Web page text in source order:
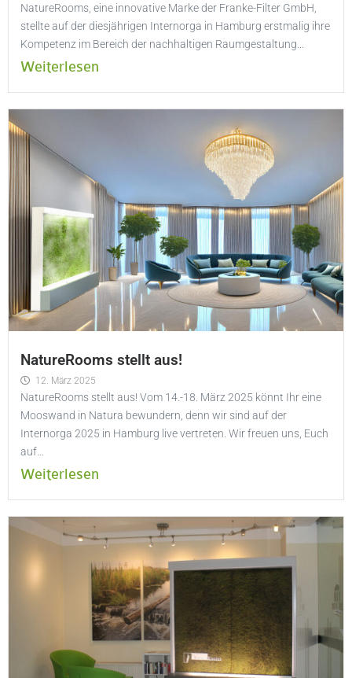
NatureRooms, eine innovative Marke der Franke-Filter GmbH,
stellte auf der diesjährigen Internorga in Hamburg erstmalig ihre
Kompetenz im Bereich der nachhaltigen Raumgestaltung...
Weiterlesen
NatureRooms stellt aus!
12. März 2025
NatureRooms stellt aus! Vom 14.-18. März 2025 könnt Ihr eine
Mooswand in Natura bewundern, denn wir sind auf der
Internorga 2025 in Hamburg live vertreten. Wir freuen uns, Euch
auf...
Weiterlesen